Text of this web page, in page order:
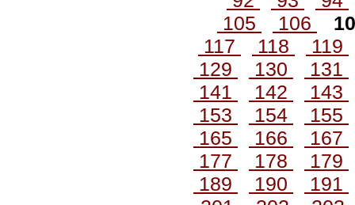
105
106
117
118
119
129
130
131
141
142
143
153
154
155
165
166
167
177
178
179
189
190
191